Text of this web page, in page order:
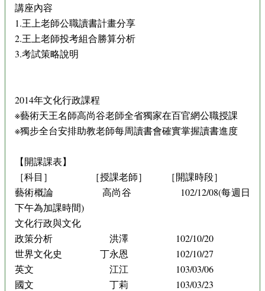
講座內容
1.王上老師公職讀書計畫分享
2.王上老師投考組合勝算分析
3.考試策略說明
2014年文化行政課程
※藝術天王名師高尚谷老師全省獨家在百官網公職授課
※獨步全台安排助教老師每周讀書會確實掌握讀書進度
【開課課表】
［科目］ ［授課老師］ ［開課時段］
藝術概論 高尚谷 102/12/08(每週日
下午為加課時間)
文化行政與文化
政策分析 洪澤 102/10/20
世界文化史 丁永恩 102/10/27
英文 江江 103/03/06
國文 丁莉 103/03/23